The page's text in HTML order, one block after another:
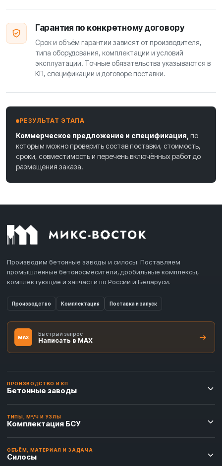
Гарантия по конкретному договору
Срок и объём гарантии зависят от производителя,
типа оборудования, комплектации и условий
эксплуатации. Точные обязательства указываются в
КП, спецификации и договоре поставки.
РЕЗУЛЬТАТ ЭТАПА
Коммерческое предложение и спецификация, по
которым можно проверить состав поставки, стоимость,
сроки, совместимость и перечень включённых работ до
размещения заказа.
Производим бетонные заводы и силосы. Поставляем
промышленные бетоносмесители, дробильные комплексы,
комплектующие и запчасти по России и Беларуси.
Производство Комплектация Поставка и запуск
MAX
Быстрый запрос
Написать в MAX
ПРОИЗВОДСТВО И КП
Бетонные заводы
ТИПЫ, М³/Ч И УЗЛЫ
Комплектация БСУ
ОБЪЁМ, МАТЕРИАЛ И ЗАДАЧА
Силосы